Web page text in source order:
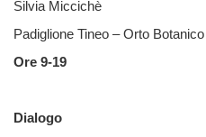
Silvia Miccichè
Padiglione Tineo – Orto Botanico
Ore 9-19
Dialogo